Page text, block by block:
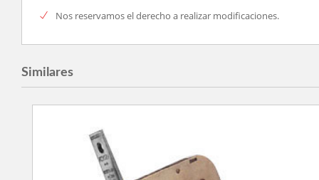
Nos reservamos el derecho a realizar modificaciones.
Similares